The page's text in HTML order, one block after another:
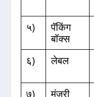
५)
पॅकिंग
बॉक्स
६) लेबल
७)
मंजूरी